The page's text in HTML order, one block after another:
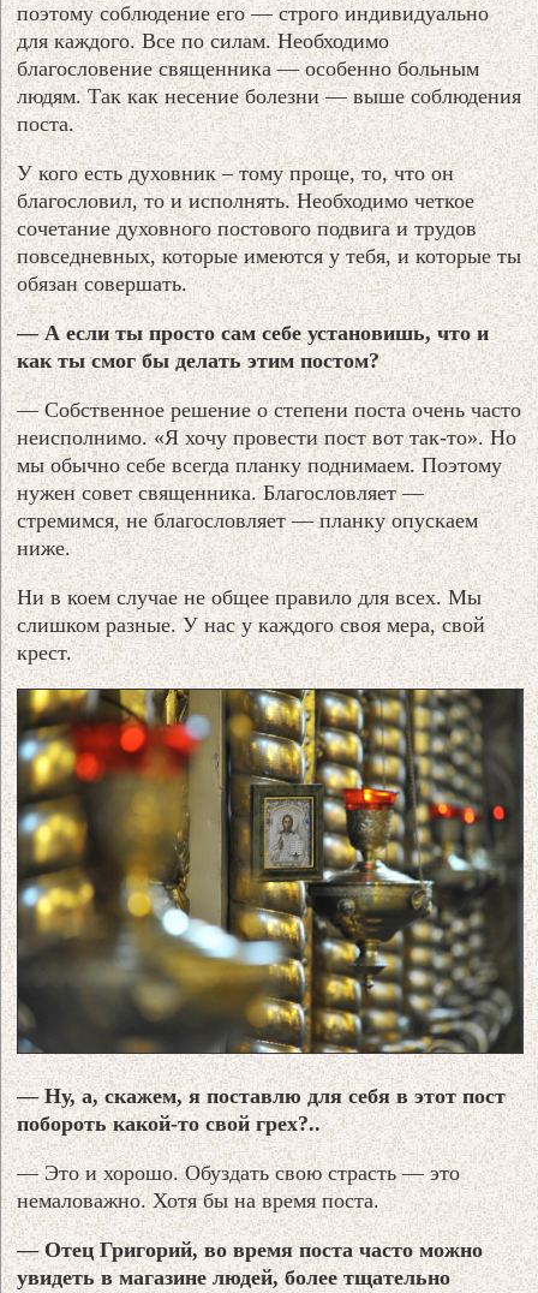
поэтому соблюдение его — строго индивидуально
для каждого. Все по силам. Необходимо
благословение священника — особенно больным
людям. Так как несение болезни — выше соблюдения
поста.
У кого есть духовник – тому проще, то, что он
благословил, то и исполнять. Необходимо четкое
сочетание духовного постового подвига и трудов
повседневных, которые имеются у тебя, и которые ты
обязан совершать.
— А если ты просто сам себе установишь, что и
как ты смог бы делать этим постом?
— Собственное решение о степени поста очень часто
неисполнимо. «Я хочу провести пост вот так-то». Но
мы обычно себе всегда планку поднимаем. Поэтому
нужен совет священника. Благословляет —
стремимся, не благословляет — планку опускаем
ниже.
Ни в коем случае не общее правило для всех. Мы
слишком разные. У нас у каждого своя мера, свой
крест.
— Ну, а, скажем, я поставлю для себя в этот пост
побороть какой-то свой грех?..
— Это и хорошо. Обуздать свою страсть — это
немаловажно. Хотя бы на время поста.
— Отец Григорий, во время поста часто можно
увидеть в магазине людей, более тщательно